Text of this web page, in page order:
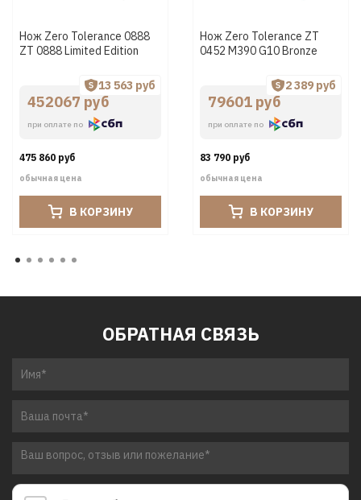
Нож Zero Tolerance 0888
ZT 0888 Limited Edition
452067 руб
при оплате по
13 563 руб
475 860 руб
обычная цена
В КОРЗИНУ
Нож Zero Tolerance ZT
0452 М390 G10 Bronze
79601 руб
при оплате по
2 389 руб
83 790 руб
обычная цена
В КОРЗИНУ
ОБРАТНАЯ СВЯЗЬ